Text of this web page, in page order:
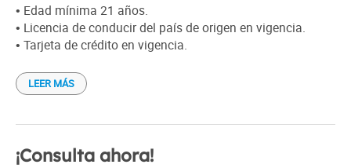
• Edad mínima 21 años.
• Licencia de conducir del país de origen en vigencia.
• Tarjeta de crédito en vigencia.
LEER MÁS
¡Consulta ahora!